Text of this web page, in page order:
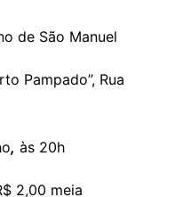
de São Manuel
Pampado”, Rua
, às 20h
2,00 meia